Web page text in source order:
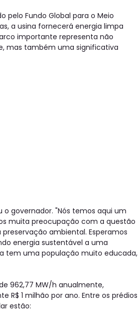
pelo Fundo Global para o Meio
a usina fornecerá energia limpa
importante representa não
mas também uma significativa
governador. "Nós temos aqui um
muita preocupação com a questão
ambiental. Esperamos
energia sustentável a uma
tem uma população muito educada,
962,77 MW/h anualmente,
1 milhão por ano. Entre os prédios
estão: